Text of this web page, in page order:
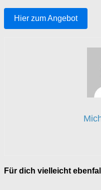
Hier zum Angebot
Für dich vielleicht